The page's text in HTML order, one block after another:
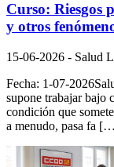
Curso: Riesgos
y otros
15-06-2026 - Salud
Fecha: 1-07-
supone trabajar bajo
condición que
a menudo, pasa fa